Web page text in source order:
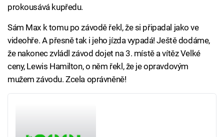
prokousává kupředu.
Sám Max k tomu po závodě řekl, že si připadal jako ve
videohře. A přesně tak i jeho jízda vypadá! Ještě dodáme,
že nakonec zvládl závod dojet na 3. místě a vítěz Velké
ceny, Lewis Hamilton, o něm řekl, že je opravdovým
mužem závodu. Zcela oprávněně!